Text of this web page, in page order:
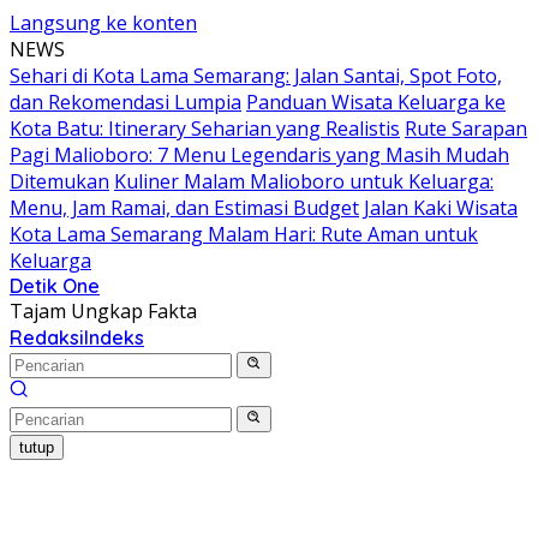
Langsung ke konten
NEWS
Sehari di Kota Lama Semarang: Jalan Santai, Spot Foto,
dan Rekomendasi Lumpia Panduan Wisata Keluarga ke
Kota Batu: Itinerary Seharian yang Realistis Rute Sarapan
Pagi Malioboro: 7 Menu Legendaris yang Masih Mudah
Ditemukan Kuliner Malam Malioboro untuk Keluarga:
Menu, Jam Ramai, dan Estimasi Budget Jalan Kaki Wisata
Kota Lama Semarang Malam Hari: Rute Aman untuk
Keluarga
Detik One
Tajam Ungkap Fakta
RedaksiIndeks
tutup